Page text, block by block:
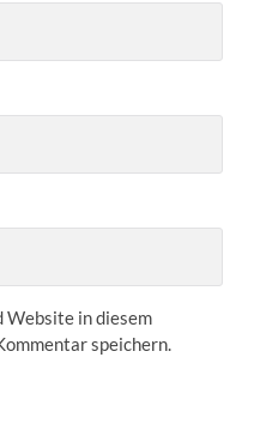
Website in diesem
speichern.